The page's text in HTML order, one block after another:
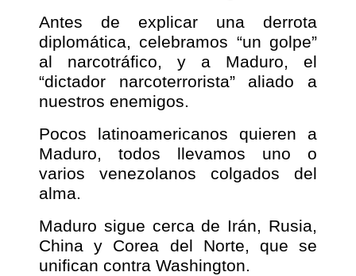
Antes de explicar una derrota
diplomática, celebramos “un golpe”
al narcotráfico, y a Maduro, el
“dictador narcoterrorista” aliado a
nuestros enemigos.
Pocos latinoamericanos quieren a
Maduro, todos llevamos uno o
varios venezolanos colgados del
alma.
Maduro sigue cerca de Irán, Rusia,
China y Corea del Norte, que se
unifican contra Washington.